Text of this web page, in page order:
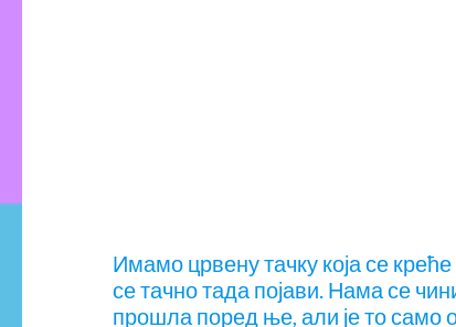
Имамо црвену тачку која се
се тачно тада појави. Нама се
прошла поред ње, али је то само